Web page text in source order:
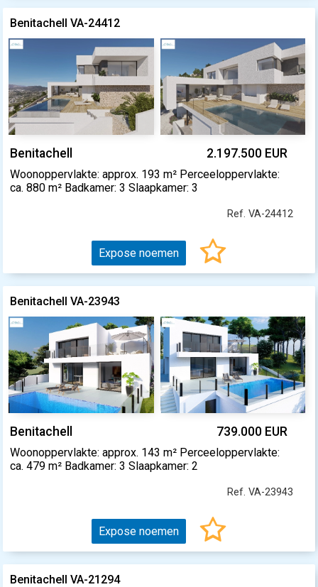
Benitachell VA-24412
Benitachell 2.197.500 EUR
Woonoppervlakte: approx. 193 m² Perceeloppervlakte:
ca. 880 m² Badkamer: 3 Slaapkamer: 3
Ref. VA-24412
Expose noemen
Benitachell VA-23943
Benitachell 739.000 EUR
Woonoppervlakte: approx. 143 m² Perceeloppervlakte:
ca. 479 m² Badkamer: 3 Slaapkamer: 2
Ref. VA-23943
Expose noemen
Benitachell VA-21294